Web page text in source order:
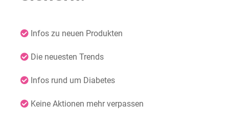
Infos zu neuen Produkten
Die neuesten Trends
Infos rund um Diabetes
Keine Aktionen mehr verpassen